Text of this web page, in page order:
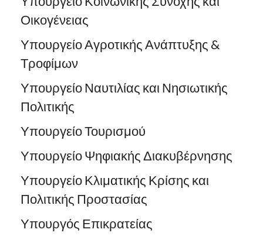
Οικογένειας
Υπουργείο Αγροτικής Ανάπτυξης &
Τροφίμων
Υπουργείο Ναυτιλίας και Νησιωτικής
Πολιτικής
Υπουργείο Τουρισμού
Υπουργείο Ψηφιακής Διακυβέρνησης
Υπουργείο Κλιματικής Κρίσης και
Πολιτικής Προστασίας
Υπουργός Επικρατείας